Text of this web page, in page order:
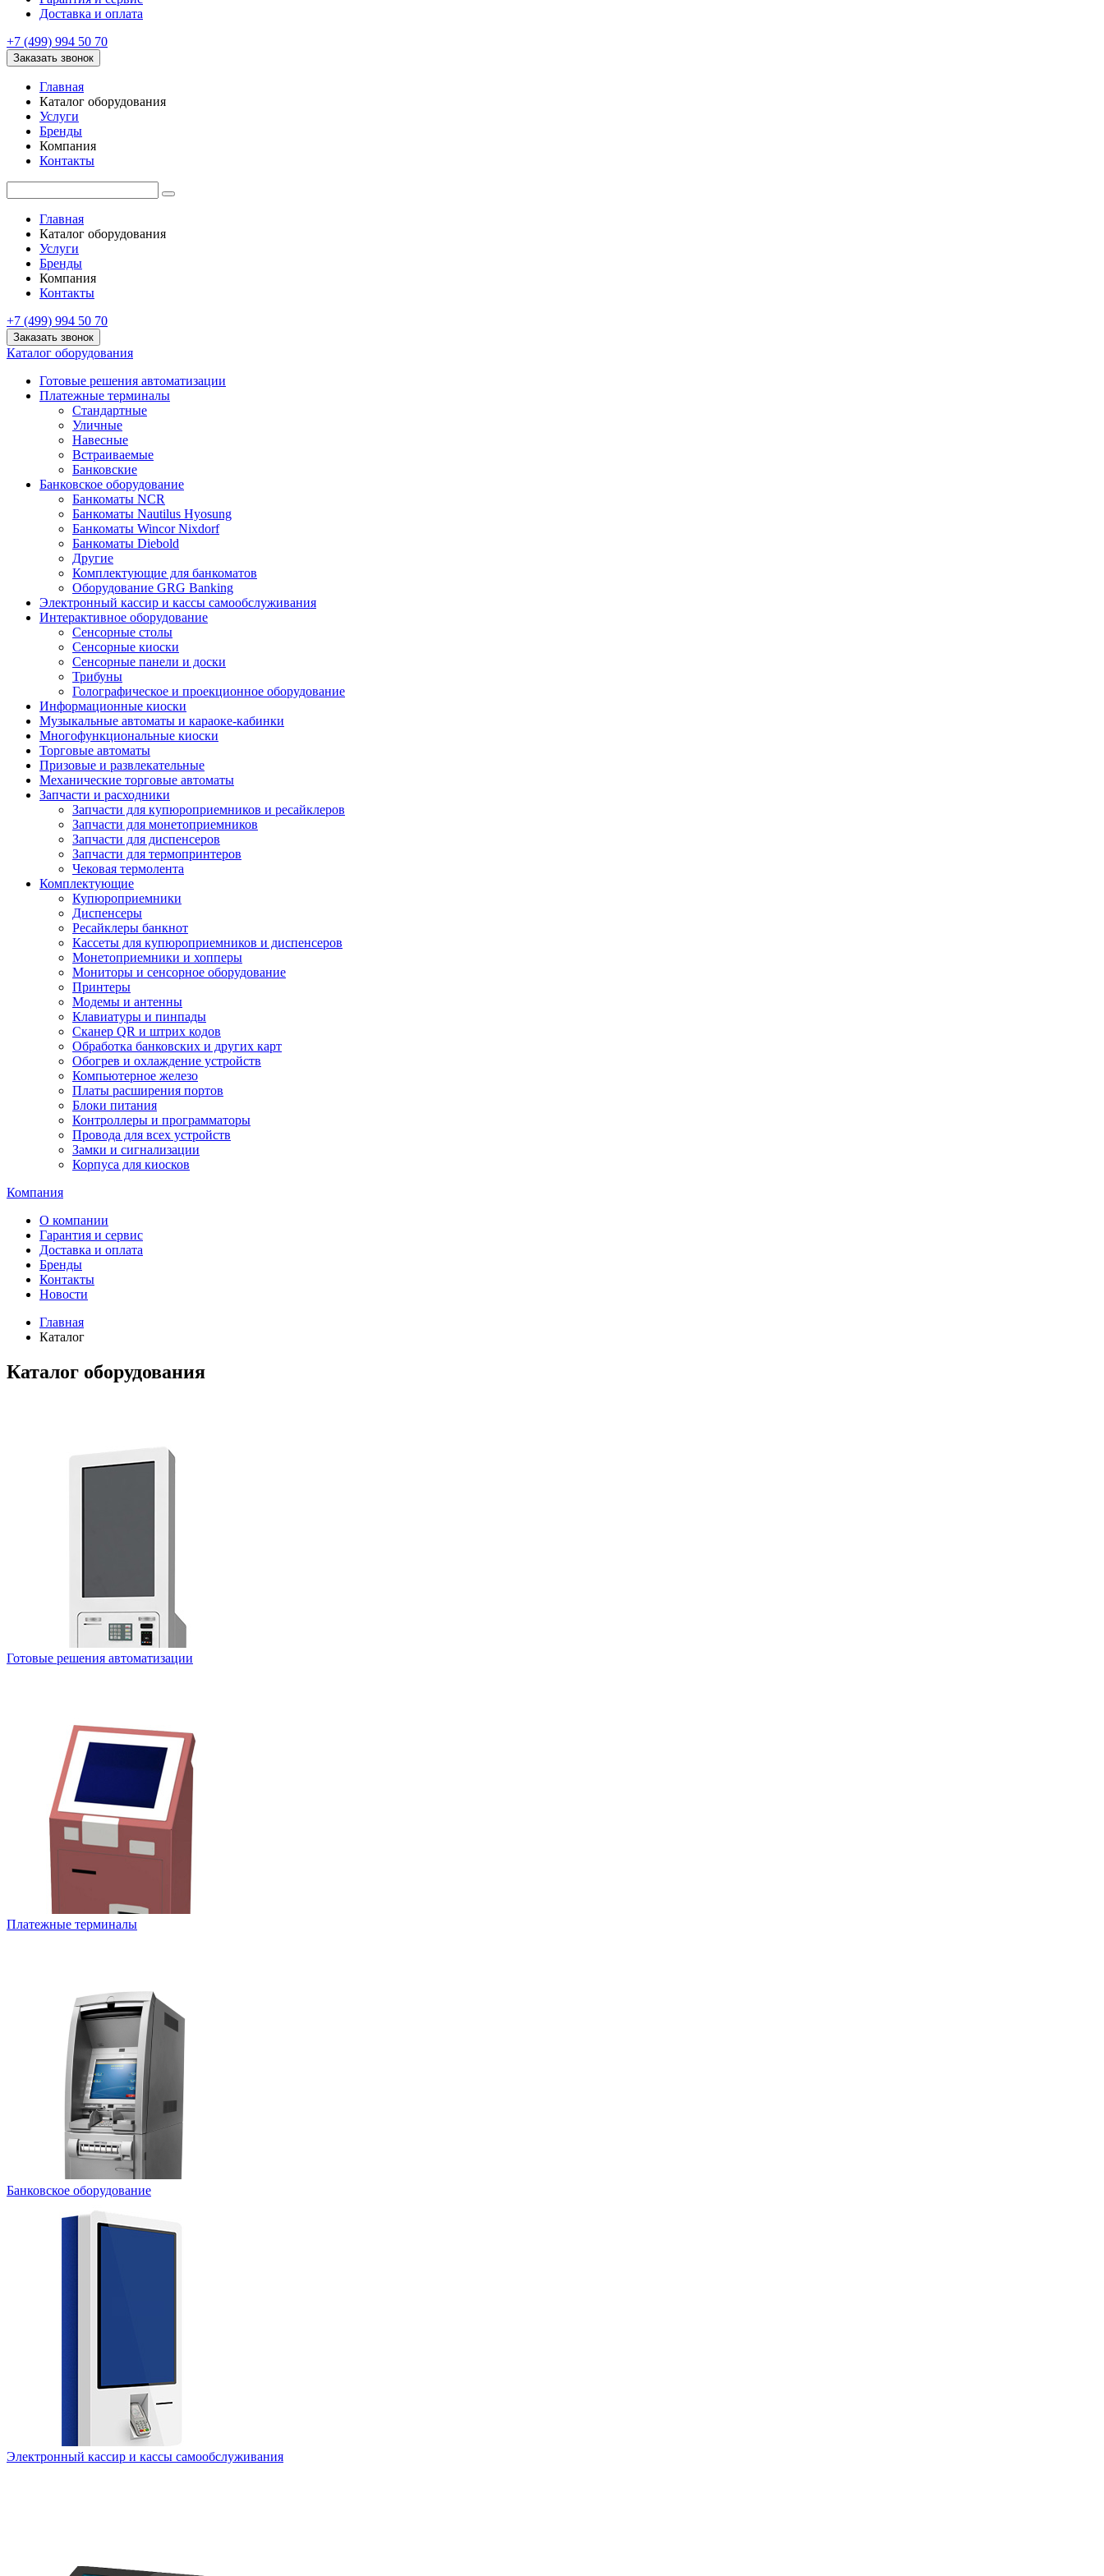
Доставка и оплата
+7 (499) 994 50 70
Заказать звонок
Главная
Каталог оборудования
Услуги
Бренды
Компания
Контакты
Главная
Каталог оборудования
Услуги
Бренды
Компания
Контакты
+7 (499) 994 50 70
Заказать звонок
Каталог оборудования
Готовые решения автоматизации
Платежные терминалы
Стандартные
Уличные
Навесные
Встраиваемые
Банковские
Банковское оборудование
Банкоматы NCR
Банкоматы Nautilus Hyosung
Банкоматы Wincor Nixdorf
Банкоматы Diebold
Другие
Комплектующие для банкоматов
Оборудование GRG Banking
Электронный кассир и кассы самообслуживания
Интерактивное оборудование
Сенсорные столы
Сенсорные киоски
Сенсорные панели и доски
Трибуны
Голографическое и проекционное оборудование
Информационные киоски
Музыкальные автоматы и караоке-кабинки
Многофункциональные киоски
Торговые автоматы
Призовые и развлекательные
Механические торговые автоматы
Запчасти и расходники
Запчасти для купюроприемников и ресайклеров
Запчасти для монетоприемников
Запчасти для диспенсеров
Запчасти для термопринтеров
Чековая термолента
Комплектующие
Купюроприемники
Диспенсеры
Ресайклеры банкнот
Кассеты для купюроприемников и диспенсеров
Монетоприемники и хопперы
Мониторы и сенсорное оборудование
Принтеры
Модемы и антенны
Клавиатуры и пинпады
Сканер QR и штрих кодов
Обработка банковских и других карт
Обогрев и охлаждение устройств
Компьютерное железо
Платы расширения портов
Блоки питания
Контроллеры и программаторы
Провода для всех устройств
Замки и сигнализации
Корпуса для киосков
Компания
О компании
Гарантия и сервис
Доставка и оплата
Бренды
Контакты
Новости
Главная
Каталог
Каталог оборудования
Готовые решения автоматизации
Платежные терминалы
Банковское оборудование
Электронный кассир и кассы самообслуживания